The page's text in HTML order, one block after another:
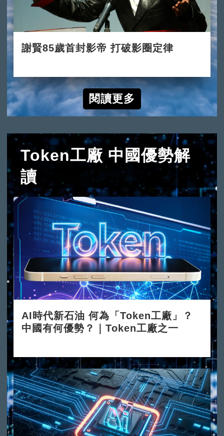
謝賢85歲首封影帝 打破影圈定律
閱讀更多
Token工廠 中國優勢解
讀
AI時代新石油 何為「Token工廠」？
中國有何優勢？｜Token工廠之一